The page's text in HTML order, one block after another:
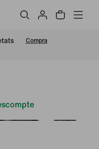
Compra